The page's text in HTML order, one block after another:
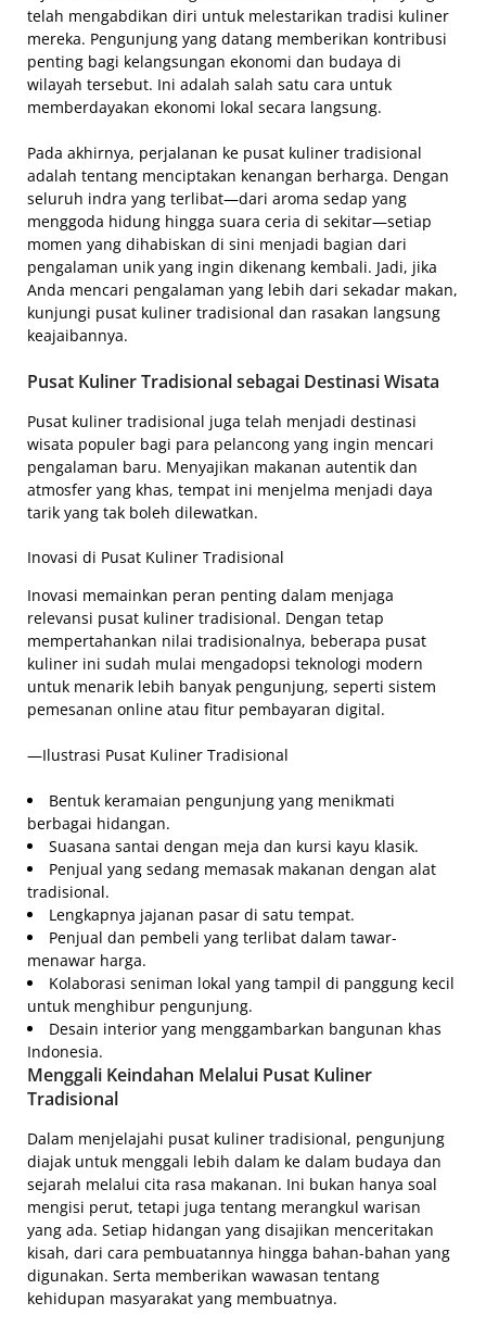
telah mengabdikan diri untuk melestarikan tradisi kuliner
mereka. Pengunjung yang datang memberikan kontribusi
penting bagi kelangsungan ekonomi dan budaya di
wilayah tersebut. Ini adalah salah satu cara untuk
memberdayakan ekonomi lokal secara langsung.
Pada akhirnya, perjalanan ke pusat kuliner tradisional
adalah tentang menciptakan kenangan berharga. Dengan
seluruh indra yang terlibat—dari aroma sedap yang
menggoda hidung hingga suara ceria di sekitar—setiap
momen yang dihabiskan di sini menjadi bagian dari
pengalaman unik yang ingin dikenang kembali. Jadi, jika
Anda mencari pengalaman yang lebih dari sekadar makan,
kunjungi pusat kuliner tradisional dan rasakan langsung
keajaibannya.
Pusat Kuliner Tradisional sebagai Destinasi Wisata
Pusat kuliner tradisional juga telah menjadi destinasi
wisata populer bagi para pelancong yang ingin mencari
pengalaman baru. Menyajikan makanan autentik dan
atmosfer yang khas, tempat ini menjelma menjadi daya
tarik yang tak boleh dilewatkan.
Inovasi di Pusat Kuliner Tradisional
Inovasi memainkan peran penting dalam menjaga
relevansi pusat kuliner tradisional. Dengan tetap
mempertahankan nilai tradisionalnya, beberapa pusat
kuliner ini sudah mulai mengadopsi teknologi modern
untuk menarik lebih banyak pengunjung, seperti sistem
pemesanan online atau fitur pembayaran digital.
—Ilustrasi Pusat Kuliner Tradisional
Bentuk keramaian pengunjung yang menikmati
berbagai hidangan.
Suasana santai dengan meja dan kursi kayu klasik.
Penjual yang sedang memasak makanan dengan alat
tradisional.
Lengkapnya jajanan pasar di satu tempat.
Penjual dan pembeli yang terlibat dalam tawar-
menawar harga.
Kolaborasi seniman lokal yang tampil di panggung kecil
untuk menghibur pengunjung.
Desain interior yang menggambarkan bangunan khas
Indonesia.
Menggali Keindahan Melalui Pusat Kuliner
Tradisional
Dalam menjelajahi pusat kuliner tradisional, pengunjung
diajak untuk menggali lebih dalam ke dalam budaya dan
sejarah melalui cita rasa makanan. Ini bukan hanya soal
mengisi perut, tetapi juga tentang merangkul warisan
yang ada. Setiap hidangan yang disajikan menceritakan
kisah, dari cara pembuatannya hingga bahan-bahan yang
digunakan. Serta memberikan wawasan tentang
kehidupan masyarakat yang membuatnya.